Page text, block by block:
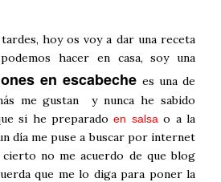
tardes, hoy os voy a dar una receta
hacer en casa, soy una
en escabeche es una de
me gustan
y nunca he sabido
si he preparadoen salsao a la
día me puse a buscar por internet
no me acuerdo de que blog
que me lo diga para poner la